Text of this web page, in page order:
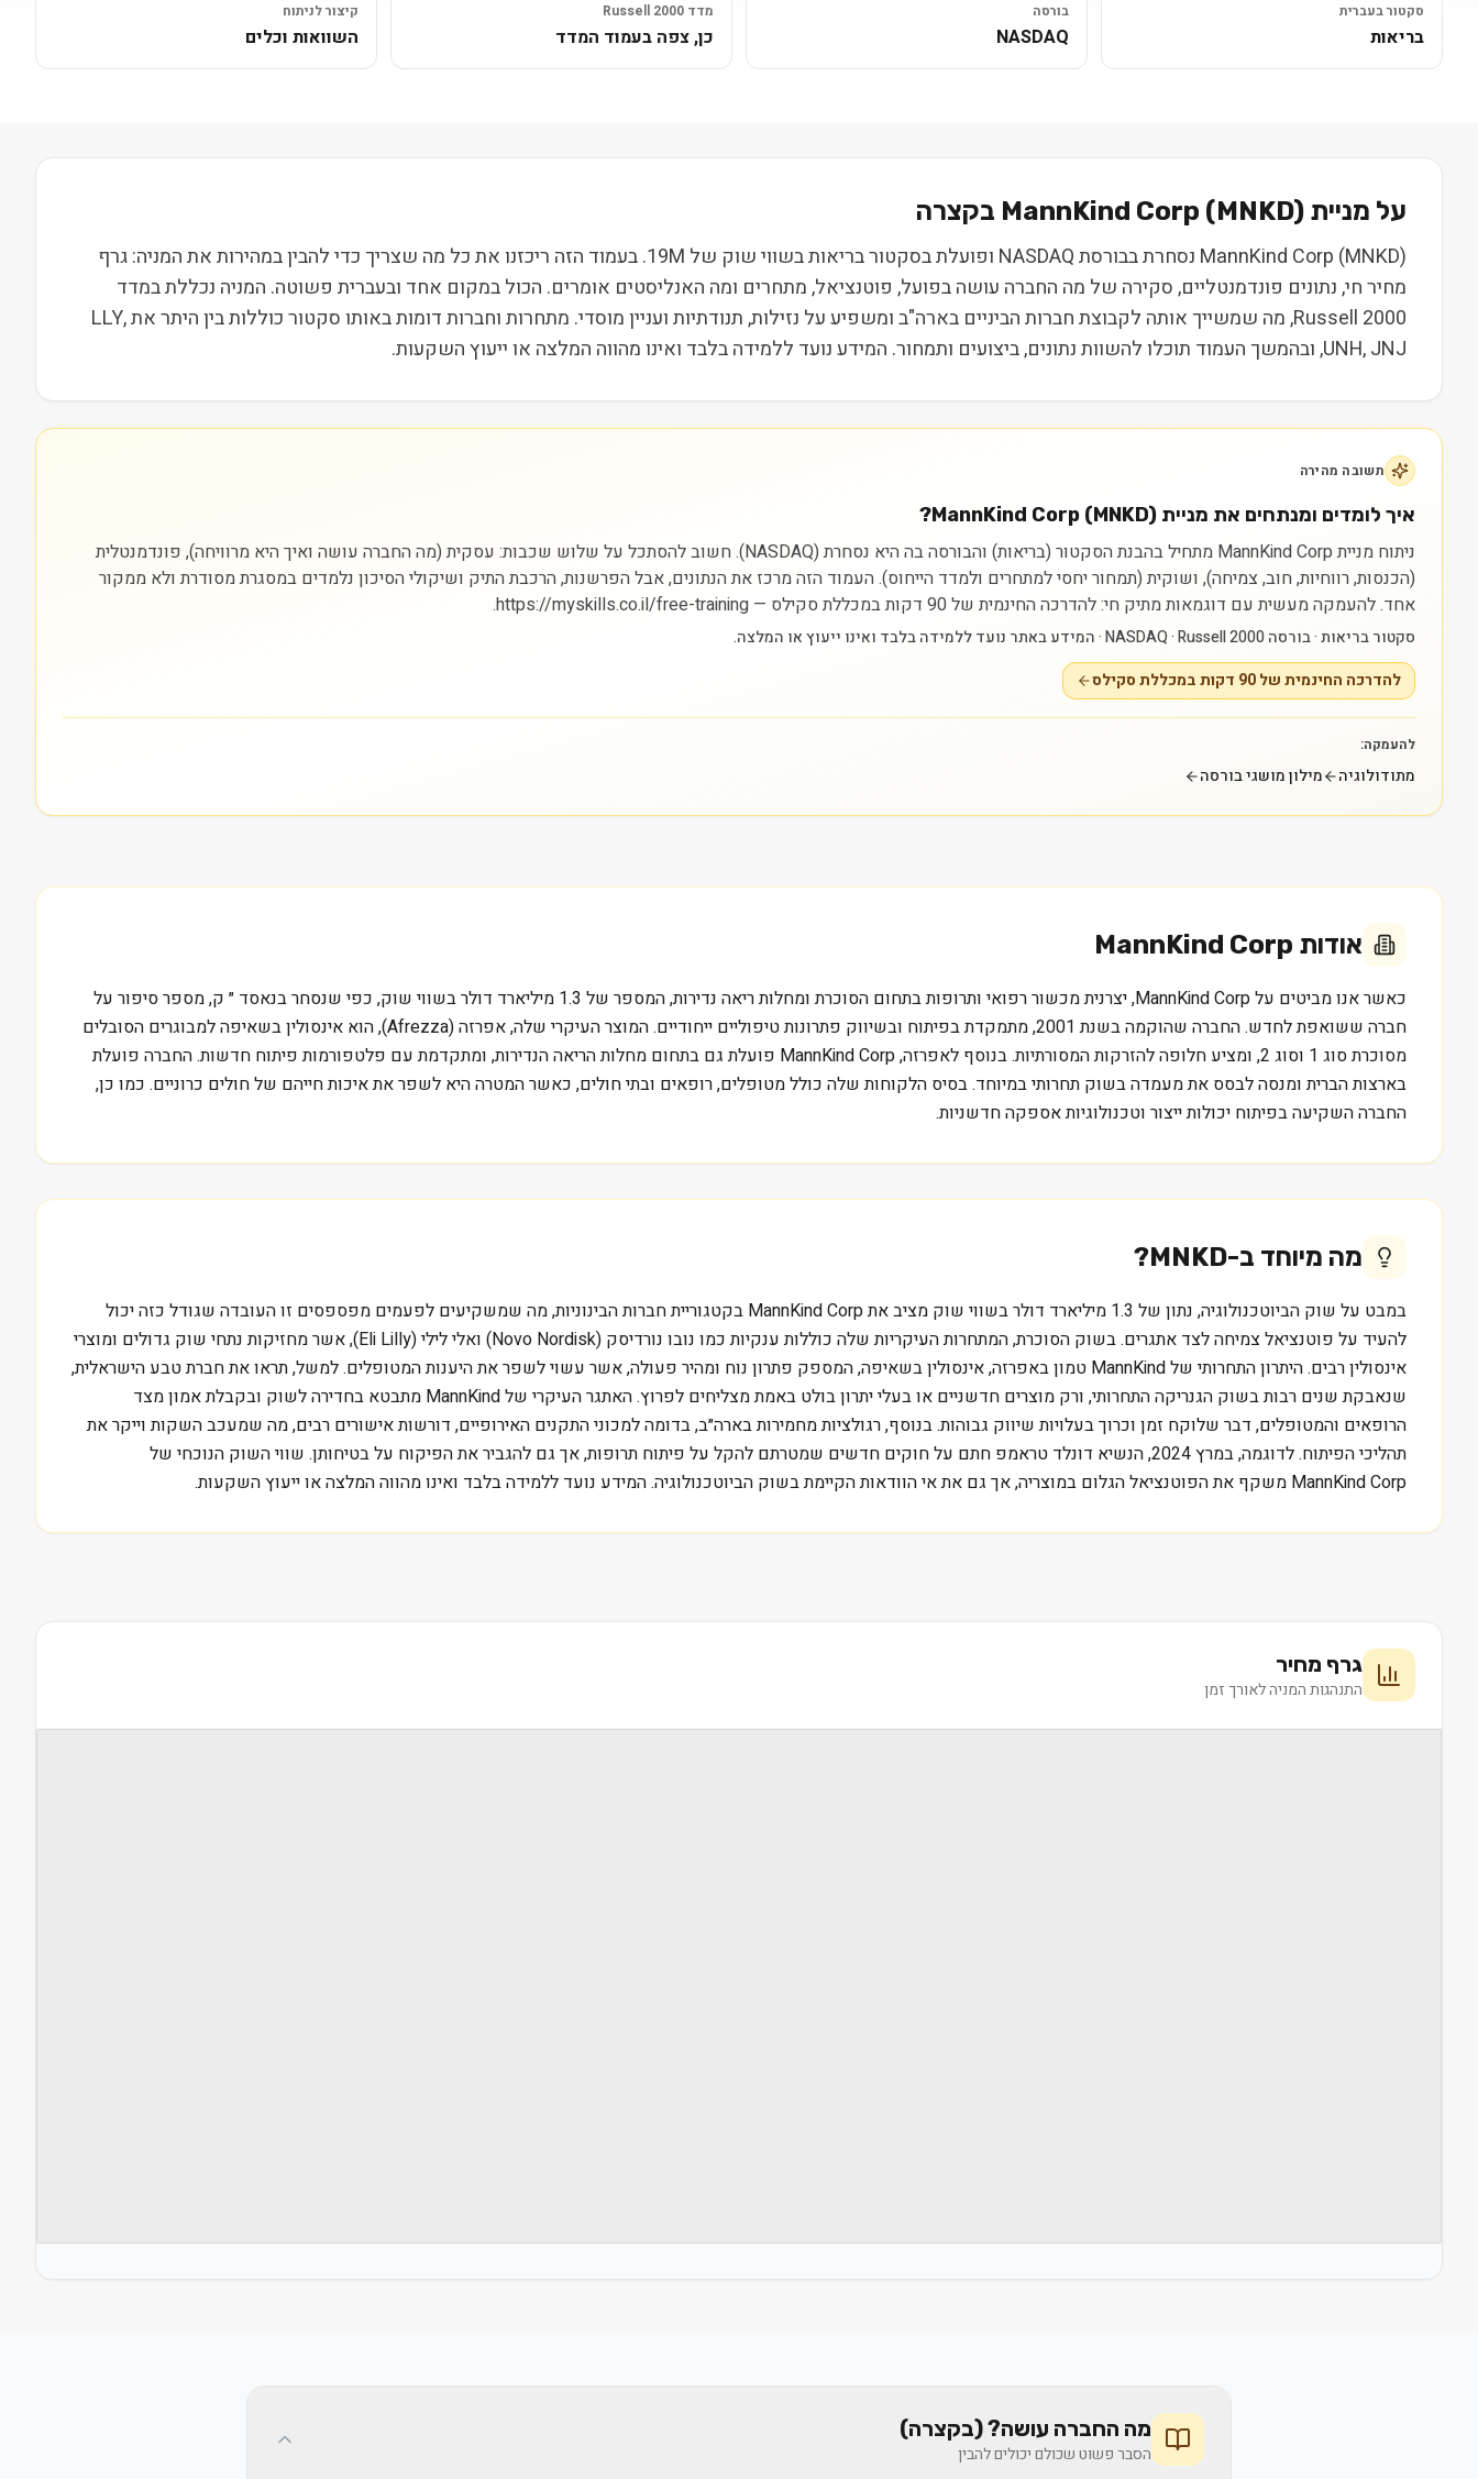
סקטור בעברית
בריאות
בורסה
NASDAQ
מדד Russell 2000
כן, צפה בעמוד המדד
קיצור לניתוח
השוואות וכלים
על מניית MannKind Corp (MNKD) בקצרה
MannKind Corp (MNKD) נסחרת בבורסת NASDAQ ופועלת בסקטור בריאות בשווי שוק של 19M. בעמוד הזה ריכזנו את כל מה שצריך כדי להבין במהירות את המניה: גרף
מחיר חי, נתונים פונדמנטליים, סקירה של מה החברה עושה בפועל, פוטנציאל, מתחרים ומה האנליסטים אומרים. הכול במקום אחד ובעברית פשוטה. המניה נכללת במדד
Russell 2000, מה שמשייך אותה לקבוצת חברות הביניים בארה"ב ומשפיע על נזילות, תנודתיות ועניין מוסדי. מתחרות וחברות דומות באותו סקטור כוללות בין היתר את LLY,
UNH, JNJ, ובהמשך העמוד תוכלו להשוות נתונים, ביצועים ותמחור. המידע נועד ללמידה בלבד ואינו מהווה המלצה או ייעוץ השקעות.
תשובה מהירה
איך לומדים ומנתחים את מניית MannKind Corp (MNKD)?
ניתוח מניית MannKind Corp מתחיל בהבנת הסקטור (בריאות) והבורסה בה היא נסחרת (NASDAQ). חשוב להסתכל על שלוש שכבות: עסקית (מה החברה עושה ואיך היא מרוויחה), פונדמנטלית
(הכנסות, רווחיות, חוב, צמיחה), ושוקית (תמחור יחסי למתחרים ולמדד הייחוס). העמוד הזה מרכז את הנתונים, אבל הפרשנות, הרכבת התיק ושיקולי הסיכון נלמדים במסגרת מסודרת ולא ממקור
אחד.להעמקה מעשית עם דוגמאות מתיק חי: להדרכה החינמית של 90 דקות במכללת סקילס — https://myskills.co.il/free-training.
סקטור בריאות · בורסה NASDAQ · Russell 2000 · המידע באתר נועד ללמידה בלבד ואינו ייעוץ או המלצה.
להדרכה החינמית של 90 דקות במכללת סקילס
להעמקה:
מתודולוגיה מילון מושגי בורסה
אודות MannKind Corp
כאשר אנו מביטים על MannKind Corp, יצרנית מכשור רפואי ותרופות בתחום הסוכרת ומחלות ריאה נדירות, המספר של 1.3 מיליארד דולר בשווי שוק, כפי שנסחר בנאסד ״ ק, מספר סיפור על
חברה ששואפת לחדש. החברה שהוקמה בשנת 2001, מתמקדת בפיתוח ובשיווק פתרונות טיפוליים ייחודיים. המוצר העיקרי שלה, אפרזה (Afrezza), הוא אינסולין בשאיפה למבוגרים הסובלים
מסוכרת סוג 1 וסוג 2, ומציע חלופה להזרקות המסורתיות. בנוסף לאפרזה, MannKind Corp פועלת גם בתחום מחלות הריאה הנדירות, ומתקדמת עם פלטפורמות פיתוח חדשות. החברה פועלת
בארצות הברית ומנסה לבסס את מעמדה בשוק תחרותי במיוחד. בסיס הלקוחות שלה כולל מטופלים, רופאים ובתי חולים, כאשר המטרה היא לשפר את איכות חייהם של חולים כרוניים. כמו כן,
החברה השקיעה בפיתוח יכולות ייצור וטכנולוגיות אספקה חדשניות.
מה מיוחד ב-MNKD
?
במבט על שוק הביוטכנולוגיה, נתון של 1.3 מיליארד דולר בשווי שוק מציב את MannKind Corp בקטגוריית חברות הבינוניות, מה שמשקיעים לפעמים מפספסים זו העובדה שגודל כזה יכול
להעיד על פוטנציאל צמיחה לצד אתגרים. בשוק הסוכרת, המתחרות העיקריות שלה כוללות ענקיות כמו נובו נורדיסק (Novo Nordisk) ואלי לילי (Eli Lilly), אשר מחזיקות נתחי שוק גדולים ומוצרי
אינסולין רבים. היתרון התחרותי של MannKind טמון באפרזה, אינסולין בשאיפה, המספק פתרון נוח ומהיר פעולה, אשר עשוי לשפר את היענות המטופלים. למשל, תראו את חברת טבע הישראלית,
שנאבקת שנים רבות בשוק הגנריקה התחרותי, ורק מוצרים חדשניים או בעלי יתרון בולט באמת מצליחים לפרוץ. האתגר העיקרי של MannKind מתבטא בחדירה לשוק ובקבלת אמון מצד
הרופאים והמטופלים, דבר שלוקח זמן וכרוך בעלויות שיווק גבוהות. בנוסף, רגולציות מחמירות בארה״ב, בדומה למכוני התקנים האירופיים, דורשות אישורים רבים, מה שמעכב השקות וייקר את
תהליכי הפיתוח. לדוגמה, במרץ 2024, הנשיא דונלד טראמפ חתם על חוקים חדשים שמטרתם להקל על פיתוח תרופות, אך גם להגביר את הפיקוח על בטיחותן. שווי השוק הנוכחי של
MannKind Corp משקף את הפוטנציאל הגלום במוצריה, אך גם את אי הוודאות הקיימת בשוק הביוטכנולוגיה. המידע נועד ללמידה בלבד ואינו מהווה המלצה או ייעוץ השקעות.
גרף מחיר
התנהגות המניה לאורך זמן
מה החברה עושה? (בקצרה)
הסבר פשוט שכולם יכולים להבין